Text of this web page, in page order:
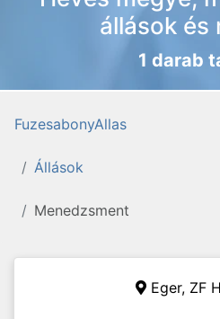
állások és
1 darab
FuzesabonyAllas
Állások
Menedzsment
Eger, ZF